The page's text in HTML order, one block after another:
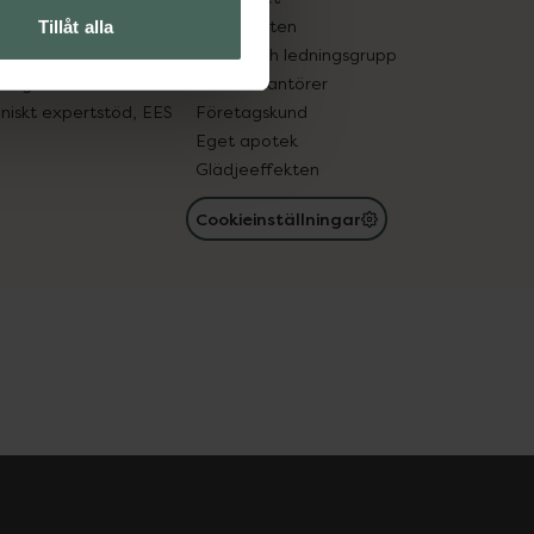
Tillåt alla
in gammal medicin
expertstöd, EES
Samarbeten
Ägare och ledningsgrupp
För leverantörer
Företagskund
Eget apotek
Glädjeeffekten
Cookieinställningar